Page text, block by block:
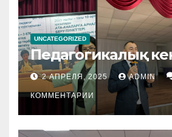
UNCATEGORIZED
Педагогикалық
2 АПРЕЛЯ, 2025 ADMIN
КОММЕНТАРИИ